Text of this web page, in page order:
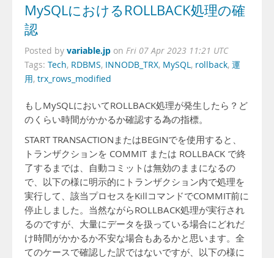
MySQLにおけるROLLBACK処理の確
認
Posted by variable.jp on Fri 07 Apr 2023 11:21 UTC
Tags: Tech, RDBMS, INNODB_TRX, MySQL, rollback, 運
用, trx_rows_modified
もしMySQLにおいてROLLBACK処理が発生したら？ど
のくらい時間がかかるか確認する為の指標。
START TRANSACTIONまたはBEGINでを使用すると、
トランザクションを COMMIT または ROLLBACK で終
了するまでは、自動コミットは無効のままになるの
で、以下の様に明示的にトランザクション内で処理を
実行して、該当プロセスをKillコマンドでCOMMIT前に
停止しました。当然ながらROLLBACK処理が実行され
るのですが、大量にデータを扱っている場合にどれだ
け時間がかかるか不安な場合もあるかと思います。全
てのケースで確認した訳ではないですが、以下の様に